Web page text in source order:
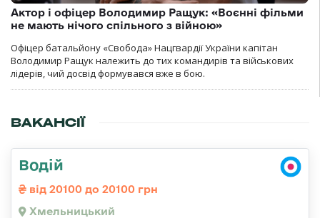
Актор і офіцер Володимир Ращук: «Воєнні фільми
не мають нічого спільного з війною»
Офіцер батальйону «Свобода» Нацгвардії України капітан
Володимир Ращук належить до тих командирів та військових
лідерів, чий досвід формувався вже в бою.
ВАКАНСІЇ
Водій
від 20100 до 20100 грн
Хмельницький